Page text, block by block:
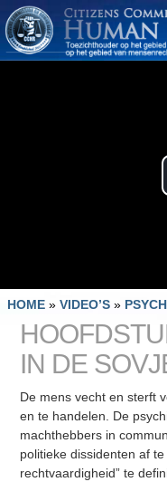
HOME » VIDEO’S »
IN DE
De mens vecht en sterft
en te handelen. De
machthebbers in
politieke dissidenten af
rechtvaardigheid” te